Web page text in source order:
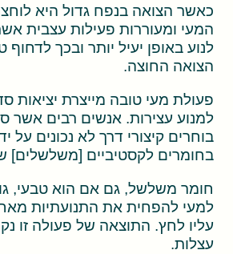
כאשר הצואה בנפח גדול היא
המעי ומעוררות פעילות עצבית
לנוע באופן יעיל יותר ובכך לדחוף
הצואה החוצה.
פעולת מעי טובה מייצרת יציאות
למנוע עצירות. אנשים רבים אשר
בוחרים קיצורי דרך לא נכונים על
בחומרים לקסטיביים [משלשלים]
חומר משלשל, גם אם הוא טבעי,
למעי להפחית את התנועתיות
עליו לחץ. התוצאה של פעולה זו
עצלות.